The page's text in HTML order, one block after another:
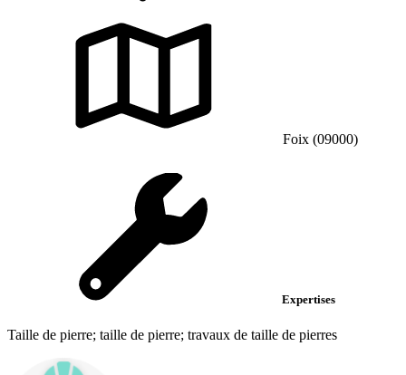
Foix (09000)
Expertises
Taille de pierre; taille de pierre; travaux de taille de pierres